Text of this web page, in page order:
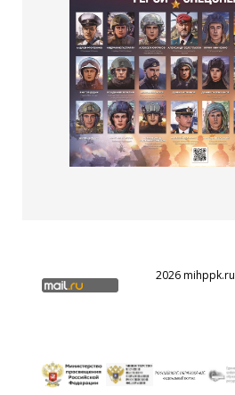
2026 mihppk.ru